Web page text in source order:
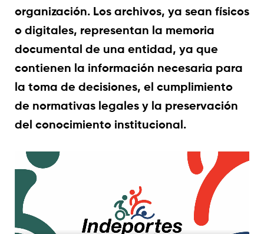
organización. Los archivos, ya sean físicos
o digitales, representan la memoria
documental de una entidad, ya que
contienen la información necesaria para
la toma de decisiones, el cumplimiento
de normativas legales y la preservación
del conocimiento institucional.